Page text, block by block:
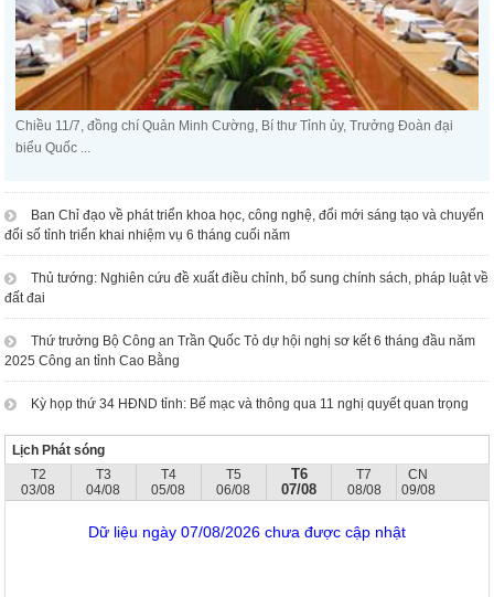
Chiều 11/7, đồng chí Quản Minh Cường, Bí thư Tỉnh ủy, Trưởng Đoàn đại
biểu Quốc ...
Ban Chỉ đạo về phát triển khoa học, công nghệ, đổi mới sáng tạo và chuyển
đổi số tỉnh triển khai nhiệm vụ 6 tháng cuối năm
Thủ tướng: Nghiên cứu đề xuất điều chỉnh, bổ sung chính sách, pháp luật về
đất đai
Thứ trưởng Bộ Công an Trần Quốc Tỏ dự hội nghị sơ kết 6 tháng đầu năm
2025 Công an tỉnh Cao Bằng
Kỳ họp thứ 34 HĐND tỉnh: Bế mạc và thông qua 11 nghị quyết quan trọng
Lịch Phát sóng
T2
03/08
T3
04/08
T4
05/08
T5
06/08
T6
07/08
T7
08/08
CN
09/08
Dữ liệu ngày 07/08/2026 chưa được cập nhật